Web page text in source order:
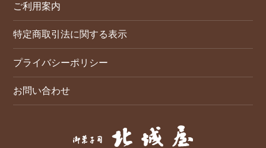
ご利用案内
特定商取引法に関する表示
プライバシーポリシー
お問い合わせ